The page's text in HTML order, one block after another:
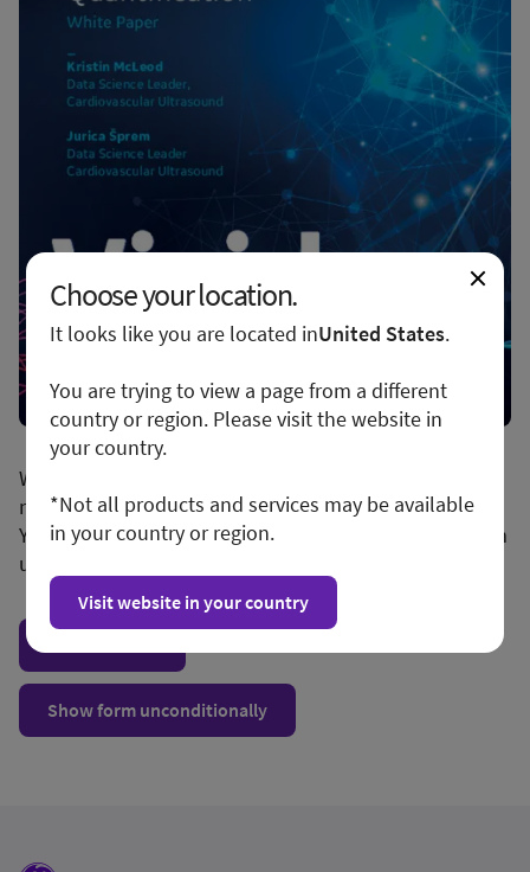
We apologize for any inconvenience, but this form is
not available in your region or country.
You may want to visit your local site or access the form
unconditionally.
Show form unconditionally
Choose your location.
It looks like you are located inUnited States.
You are trying to view a page from a different
country or region. Please visit the website in
your country.
*Not all products and services may be available
in your country or region.
Visit website in your country